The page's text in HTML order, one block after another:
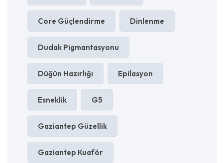
Core Güçlendirme Dinlenme
Dudak Pigmantasyonu
Düğün Hazırlığı Epilasyon
Esneklik G5
Gaziantep Güzellik
Gaziantep Kuaför